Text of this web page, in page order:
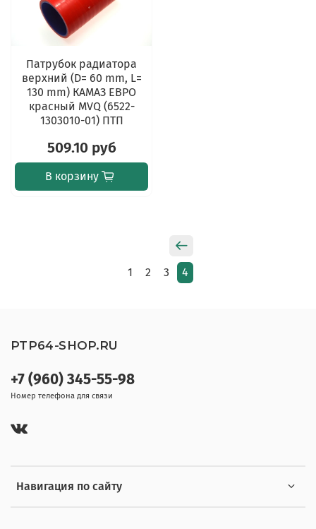
Патрубок радиатора
верхний (D= 60 mm, L=
130 mm) КАМАЗ ЕВРО
красный MVQ (6522-
1303010-01) ПТП
509.10 руб
В корзину
1 2 3 4
Навигация по сайту
+7 (960) 345-55-98
Номер телефона для связи
PTP64-SHOP.RU